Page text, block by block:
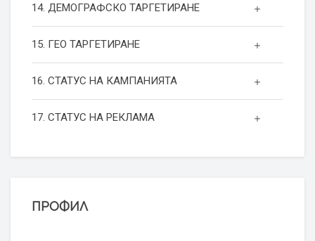
14. ДЕМОГРАФСКО ТАРГЕТИРАНЕ
15. ГЕО ТАРГЕТИРАНЕ
16. СТАТУС НА КАМПАНИЯТА
17. СТАТУС НА РЕКЛАМА
ПРОФИЛ